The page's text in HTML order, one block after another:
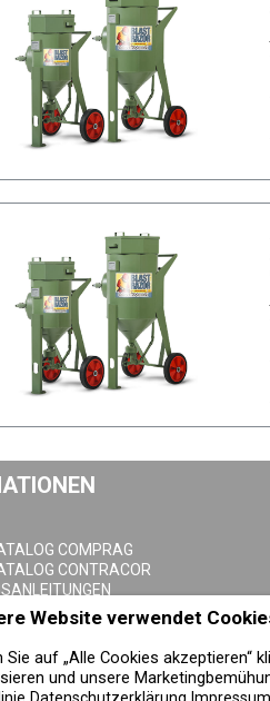
COMPRAG
CONTRACOR
Website verwendet
Sie auf „Alle Cookies akzeptieren“
und unsere